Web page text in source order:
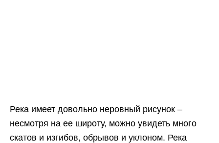
Река имеет довольно неровный рисунок –
несмотря на ее широту, можно увидеть много
скатов и изгибов, обрывов и уклоном. Река